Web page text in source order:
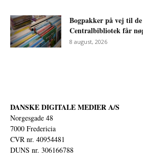
Bogpakker på vej til
Centralbibliotek får
8 august, 2026
DANSKE DIGITALE MEDIER A/S
Norgesgade 48
7000 Fredericia
CVR nr. 40954481
DUNS nr. 306166788